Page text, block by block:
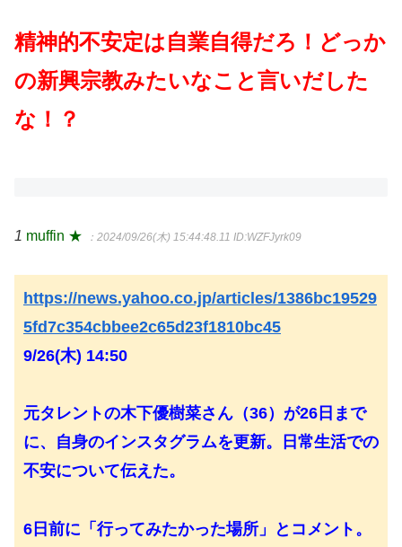
精神的不安定は自業自得だろ！どっか
の新興宗教みたいなこと言いだした
な！？
1 muffin ★ ：2024/09/26(木) 15:44:48.11 ID:WZFJyrk09
https://news.yahoo.co.jp/articles/1386bc19529
5fd7c354cbbee2c65d23f1810bc45
9/26(木) 14:50
元タレントの木下優樹菜さん（36）が26日まで
に、自身のインスタグラムを更新。日常生活での
不安について伝えた。
6日前に「行ってみたかった場所」とコメント。